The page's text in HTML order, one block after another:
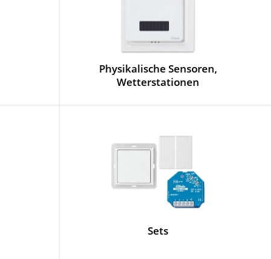
Physikalische Sensoren,
Wetterstationen
Sets